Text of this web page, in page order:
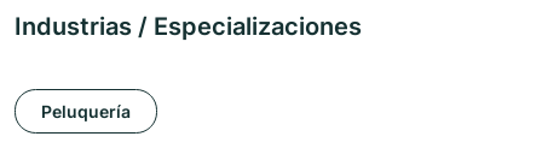
Industrias / Especializaciones
Peluquería